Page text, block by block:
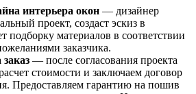
интерьера окон — дизайнер
проект, создаст эскиз в
подборку материалов в соответствии
заказчика.
— после согласования проекта
стоимости и заключаем договор
Предоставляем гарантию на пошив